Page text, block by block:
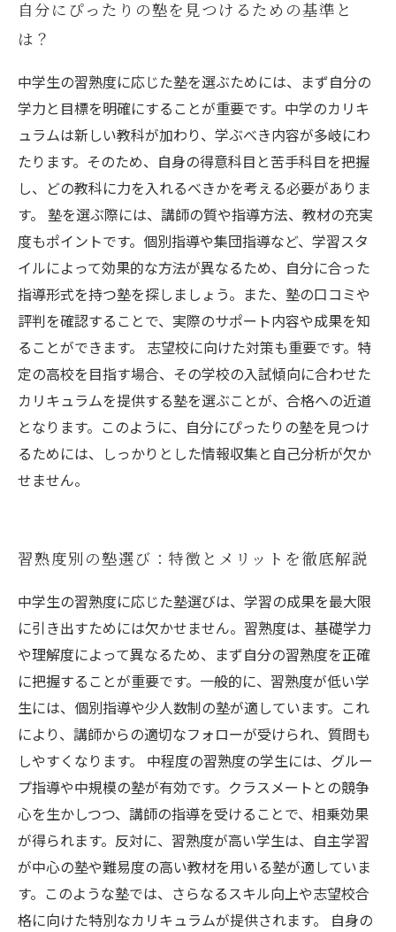
自分にぴったりの塾を見つけるための基準と
は？
中学生の習熟度に応じた塾を選ぶためには、まず自分の
学力と目標を明確にすることが重要です。中学のカリキ
ュラムは新しい教科が加わり、学ぶべき内容が多岐にわ
たります。そのため、自身の得意科目と苦手科目を把握
し、どの教科に力を入れるべきかを考える必要がありま
す。 塾を選ぶ際には、講師の質や指導方法、教材の充実
度もポイントです。個別指導や集団指導など、学習スタ
イルによって効果的な方法が異なるため、自分に合った
指導形式を持つ塾を探しましょう。また、塾の口コミや
評判を確認することで、実際のサポート内容や成果を知
ることができます。 志望校に向けた対策も重要です。特
定の高校を目指す場合、その学校の入試傾向に合わせた
カリキュラムを提供する塾を選ぶことが、合格への近道
となります。このように、自分にぴったりの塾を見つけ
るためには、しっかりとした情報収集と自己分析が欠か
せません。
習熟度別の塾選び：特徴とメリットを徹底解説
中学生の習熟度に応じた塾選びは、学習の成果を最大限
に引き出すためには欠かせません。習熟度は、基礎学力
や理解度によって異なるため、まず自分の習熟度を正確
に把握することが重要です。一般的に、習熟度が低い学
生には、個別指導や少人数制の塾が適しています。これ
により、講師からの適切なフォローが受けられ、質問も
しやすくなります。 中程度の習熟度の学生には、グルー
プ指導や中規模の塾が有効です。クラスメートとの競争
心を生かしつつ、講師の指導を受けることで、相乗効果
が得られます。反対に、習熟度が高い学生は、自主学習
が中心の塾や難易度の高い教材を用いる塾が適していま
す。このような塾では、さらなるスキル向上や志望校合
格に向けた特別なカリキュラムが提供されます。 自身の